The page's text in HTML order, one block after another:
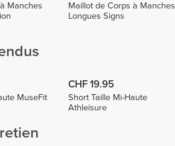
Manches
Maillot de Corps à Manches
Longues Signs
MuseFit
CHF 19.95
Short Taille Mi-Haute
Athleisure